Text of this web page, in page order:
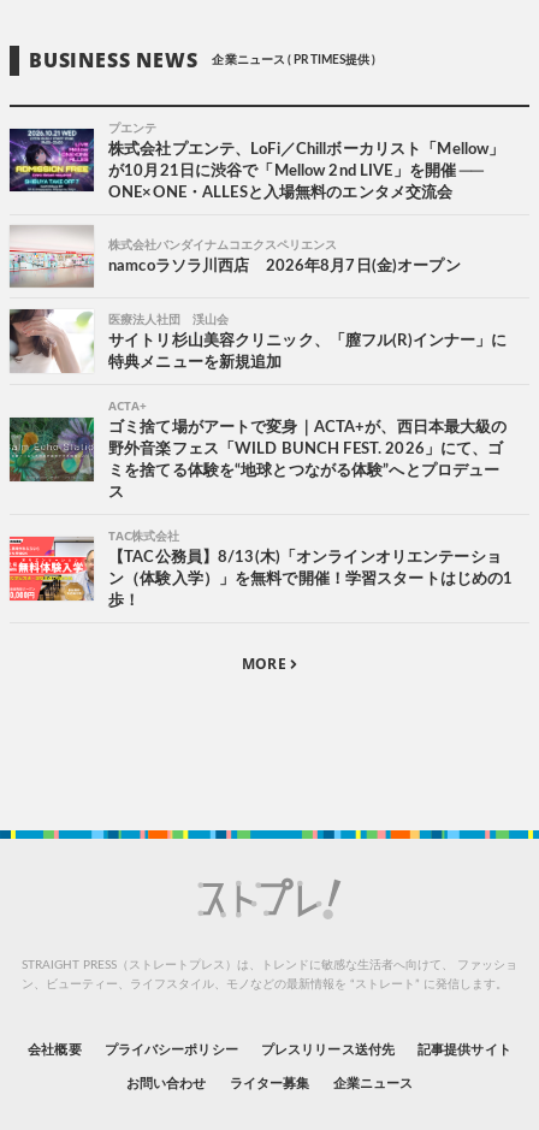
BUSINESS NEWS 企業ニュース ( PR TIMES提供 )
プエンテ
株式会社プエンテ、LoFi／Chillボーカリスト「Mellow」
が10月21日に渋谷で「Mellow 2nd LIVE」を開催 ──
ONE×ONE・ALLESと入場無料のエンタメ交流会
株式会社バンダイナムコエクスペリエンス
namcoラソラ川西店 2026年8月7日(金)オープン
医療法人社団 渓山会
サイトリ杉山美容クリニック、「膣フル(R)インナー」に
特典メニューを新規追加
ACTA+
ゴミ捨て場がアートで変身｜ACTA+が、西日本最大級の
野外音楽フェス「WILD BUNCH FEST. 2026」にて、ゴ
ミを捨てる体験を“地球とつながる体験”へとプロデュー
ス
TAC株式会社
【TAC公務員】8/13(木)「オンラインオリエンテーショ
ン（体験入学）」を無料で開催！学習スタートはじめの1
歩！
MORE
STRAIGHT PRESS（ストレートプレス）は、トレンドに敏感な生活者へ向けて、
ファッショ
ン、ビューティー、ライフスタイル、モノなどの最新情報を “ストレート” に発信します。
会社概要 プライバシーポリシー プレスリリース送付先 記事提供サイト
お問い合わせ ライター募集 企業ニュース